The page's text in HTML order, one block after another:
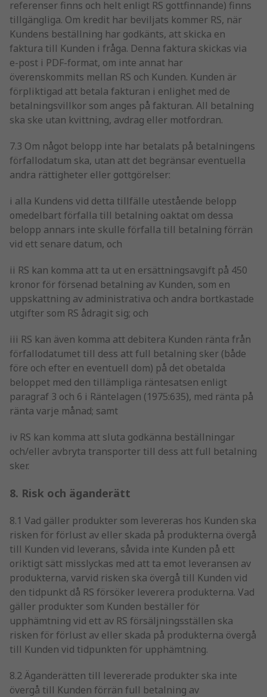
referenser finns och helt enligt RS gottfinnande) finns
tillgängliga. Om kredit har beviljats kommer RS, när
Kundens beställning har godkänts, att skicka en
faktura till Kunden i fråga. Denna faktura skickas via
e-post i PDF-format, om inte annat har
överenskommits mellan RS och Kunden. Kunden är
förpliktigad att betala fakturan i enlighet med de
betalningsvillkor som anges på fakturan. All betalning
ska ske utan kvittning, avdrag eller motfordran.
7.3 Om något belopp inte har betalats på betalningens
förfallodatum ska, utan att det begränsar eventuella
andra rättigheter eller gottgörelser:
i alla Kundens vid detta tillfälle utestående belopp
omedelbart förfalla till betalning oaktat om dessa
belopp annars inte skulle förfalla till betalning förrän
vid ett senare datum, och
ii RS kan komma att ta ut en ersättningsavgift på 450
kronor för försenad betalning av Kunden, som en
uppskattning av administrativa och andra bortkastade
utgifter som RS ådragit sig; och
iii RS kan även komma att debitera Kunden ränta från
förfallodatumet till dess att full betalning sker (både
före och efter en eventuell dom) på det obetalda
beloppet med den tillämpliga räntesatsen enligt
paragraf 3 och 6 i Räntelagen (1975:635), med ränta på
ränta varje månad; samt
iv RS kan komma att sluta godkänna beställningar
och/eller avbryta transporter till dess att full betalning
sker.
8. Risk och äganderätt
8.1 Vad gäller produkter som levereras hos Kunden ska
risken för förlust av eller skada på produkterna övergå
till Kunden vid leverans, såvida inte Kunden på ett
oriktigt sätt misslyckas med att ta emot leveransen av
produkterna, varvid risken ska övergå till Kunden vid
den tidpunkt då RS försöker leverera produkterna. Vad
gäller produkter som Kunden beställer för
upphämtning vid ett av RS försäljningsställen ska
risken för förlust av eller skada på produkterna övergå
till Kunden vid tidpunkten för upphämtning.
8.2 Äganderätten till levererade produkter ska inte
övergå till Kunden förrän full betalning av